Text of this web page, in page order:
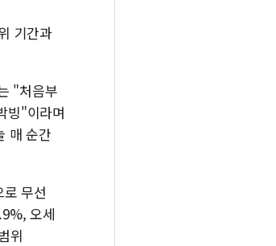
기간과
"처음부
빙"이라며
매 순간
무선
오세
위